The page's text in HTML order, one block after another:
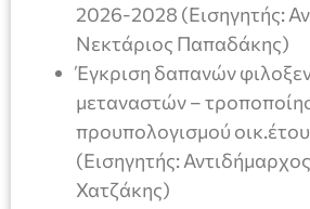
2026-2028 (Εισηγητής:
Νεκτάριος Παπαδάκης)
Έγκριση δαπανών
μεταναστών –
προυπολογισμού
(Εισηγητής:
Χατζάκης)